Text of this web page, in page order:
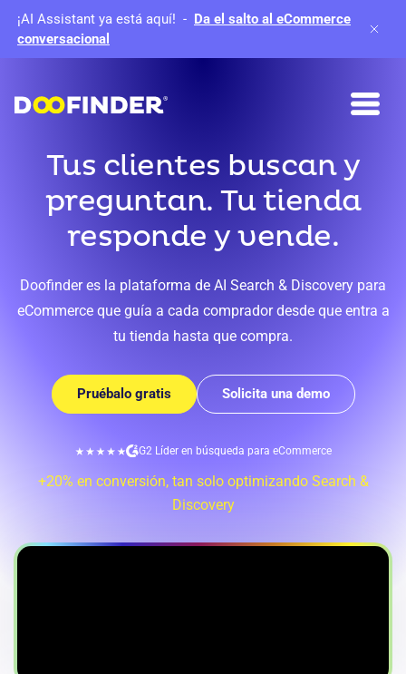
¡AI Assistant ya está aquí! - Da el salto al eCommerce
conversacional
Tus clientes buscan y
preguntan. Tu tienda
responde y vende.
Doofinder es la plataforma de AI Search & Discovery para
eCommerce que guía a cada comprador desde que entra a
tu tienda hasta que compra.
Pruébalo gratis Solicita una demo
G2 Líder en búsqueda para eCommerce
+20% en conversión, tan solo optimizando Search &
Discovery